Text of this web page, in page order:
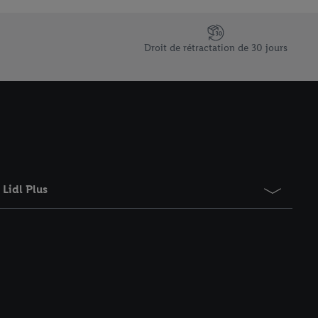
Droit de rétractation de 30 jours
Lidl Plus
à tout moment